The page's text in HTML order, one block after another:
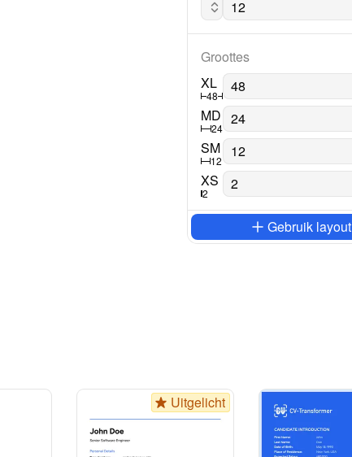
Calibri regular
Groottes
XL
48
MD
24
SM
12
XS
2
Gebruik layout
Uitgelicht